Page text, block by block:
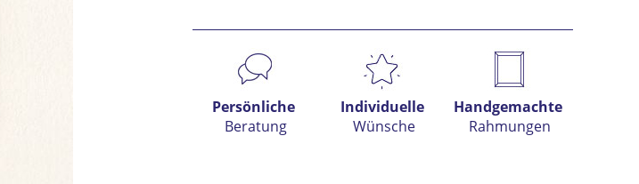
Preis anfragen
Persönliche
Beratung
Individuelle
Wünsche
Handgemachte
Rahmungen